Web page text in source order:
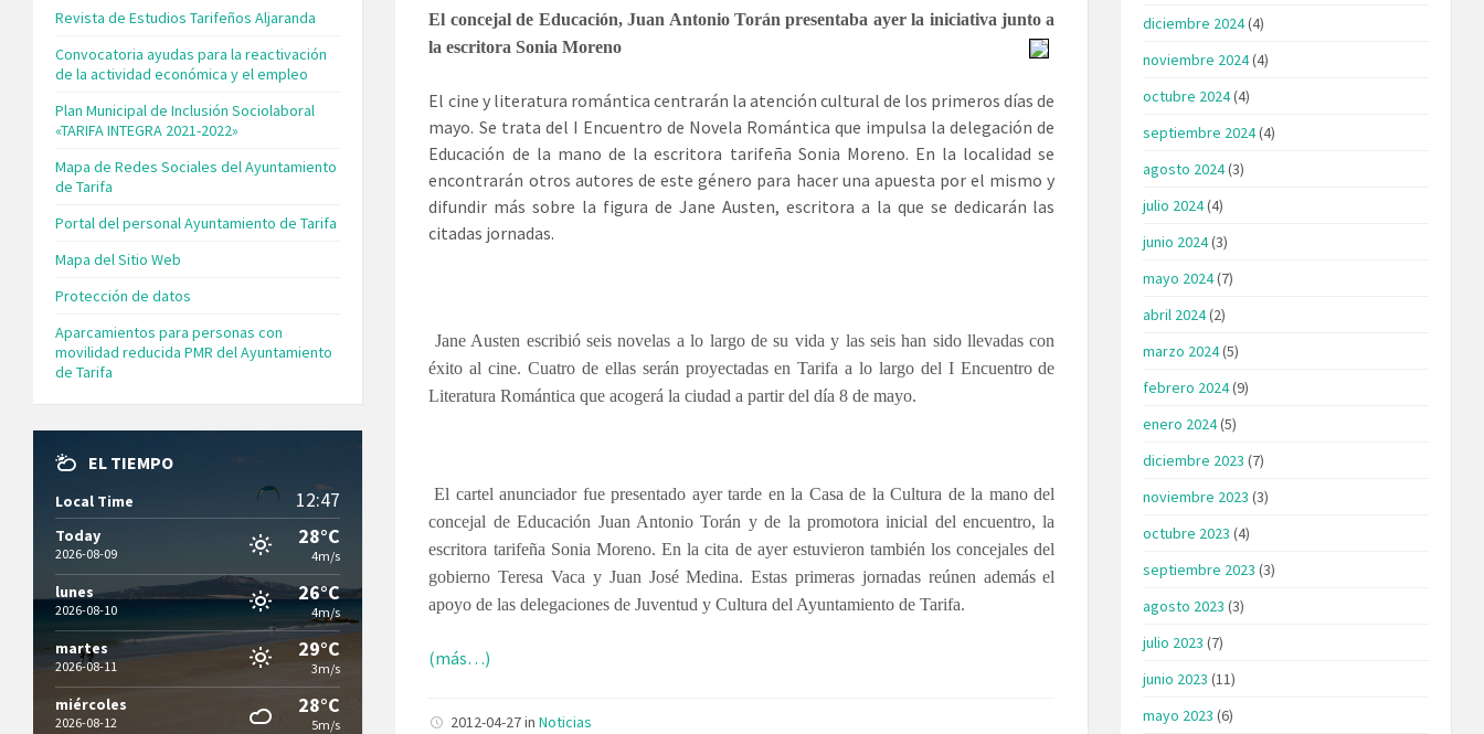
El concejal de Educación, Juan Antonio Torán presentaba ayer la iniciativa junto a
la escritora Sonia Moreno
El cine y literatura romántica centrarán la atención cultural de los primeros días de
mayo. Se trata del I Encuentro de Novela Romántica que impulsa la delegación de
Educación de la mano de la escritora tarifeña Sonia Moreno. En la localidad se
encontrarán otros autores de este género para hacer una apuesta por el mismo y
difundir más sobre la figura de Jane Austen, escritora a la que se dedicarán las
citadas jornadas.
Jane Austen escribió seis novelas a lo largo de su vida y las seis han sido llevadas con
éxito al cine. Cuatro de ellas serán proyectadas en Tarifa a lo largo del I Encuentro de
Literatura Romántica que acogerá la ciudad a partir del día 8 de mayo.
El cartel anunciador fue presentado ayer tarde en la Casa de la Cultura de la mano del
concejal de Educación Juan Antonio Torán y de la promotora inicial del encuentro, la
escritora tarifeña Sonia Moreno. En la cita de ayer estuvieron también los concejales del
gobierno Teresa Vaca y Juan José Medina. Estas primeras jornadas reúnen además el
apoyo de las delegaciones de Juventud y Cultura del Ayuntamiento de Tarifa.
(más…)
2012-04-27inNoticias
Revista de Estudios Tarifeños Aljaranda
Convocatoria ayudas para la reactivación
de la actividad económica y el empleo
Plan Municipal de Inclusión Sociolaboral
«TARIFA INTEGRA 2021-2022»
Mapa de Redes Sociales del Ayuntamiento
de Tarifa
Portal del personal Ayuntamiento de Tarifa
Mapa del Sitio Web
Protección de datos
Aparcamientos para personas con
movilidad reducida PMR del Ayuntamiento
de Tarifa
EL TIEMPO
Local Time 12:47
Today
2026-08-09
28°C
4m/s
lunes
2026-08-10
26°C
4m/s
martes
2026-08-11
29°C
3m/s
miércoles
2026-08-12
28°C
5m/s
diciembre 2024(4)
noviembre 2024(4)
octubre 2024(4)
septiembre 2024(4)
agosto 2024(3)
julio 2024(4)
junio 2024(3)
mayo 2024(7)
abril 2024(2)
marzo 2024(5)
febrero 2024(9)
enero 2024(5)
diciembre 2023 (7)
noviembre 2023 (3)
octubre 2023 (4)
septiembre 2023 (3)
agosto 2023 (3)
julio 2023 (7)
junio 2023 (11)
mayo 2023 (6)